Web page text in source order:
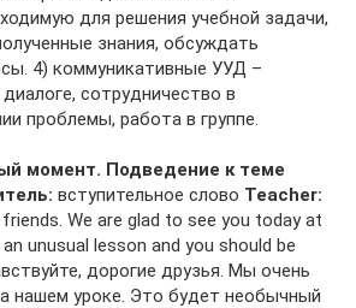
для решения учебной задачи,
знания, обсуждать
4) коммуникативные УУД –
сотрудничество в
проблемы, работа в группе.
момент. Подведение к теме
вступительное слово Teacher:
We are glad to see you today at
unusual lesson and you should be
дорогие друзья. Мы очень
нашем уроке. Это будет необычный